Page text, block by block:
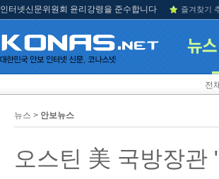
인터넷신문위원회 윤리강령을 준수합니다 즐겨찾기
전
뉴스 > 안보뉴스
오스틴 美 국방장관